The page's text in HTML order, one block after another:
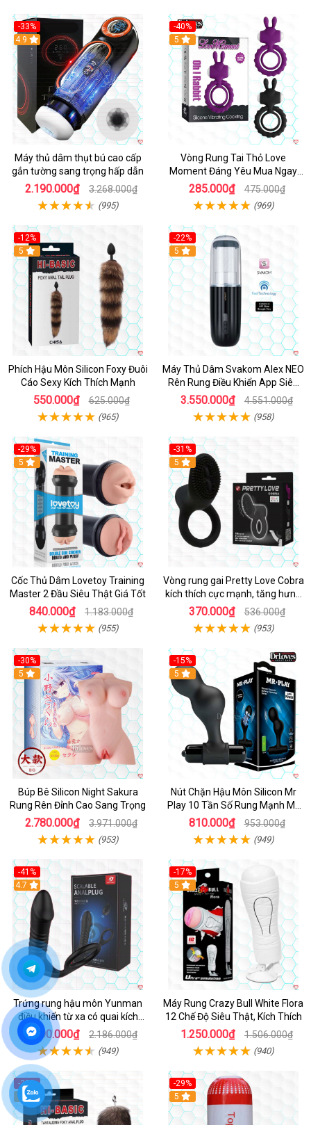
-33%
Hot
4.9
Máy thủ dâm thụt bú cao cấp
gắn tường sang trọng hấp dẫn
2.190.000₫ 3.268.000₫
(995)
-40%
5
Vòng Rung Tai Thỏ Love
Moment Đáng Yêu Mua Ngay
Giá Tốt
285.000₫ 475.000₫
(969)
-12%
Hot
5
Phích Hậu Môn Silicon Foxy Đuôi
Cáo Sexy Kích Thích Mạnh
550.000₫ 625.000₫
(965)
-22%
5
Máy Thủ Dâm Svakom Alex NEO
Rên Rung Điều Khiển App Siêu
Phê
3.550.000₫ 4.551.000₫
(958)
-29%
Hot
5
Cốc Thủ Dâm Lovetoy Training
Master 2 Đầu Siêu Thật Giá Tốt
840.000₫ 1.183.000₫
(955)
-31%
5
Vòng rung gai Pretty Love Cobra
kích thích cực mạnh, tăng hưng
phấn
370.000₫ 536.000₫
(953)
-30%
Hot
5
Búp Bê Silicon Night Sakura
Rung Rên Đỉnh Cao Sang Trọng
2.780.000₫ 3.971.000₫
(953)
-15%
Hot
5
Nút Chặn Hậu Môn Silicon Mr
Play 10 Tần Số Rung Mạnh Mẽ
Kích Thích
810.000₫ 953.000₫
(949)
-41%
Hot
4.7
Trứng rung hậu môn Yunman
điều khiển từ xa có quai kích
thích
1.290.000₫ 2.186.000₫
(949)
-17%
5
Máy Rung Crazy Bull White Flora
12 Chế Độ Siêu Thật, Kích Thích
1.250.000₫ 1.506.000₫
(940)
-32%
Hot
5
-29%
5